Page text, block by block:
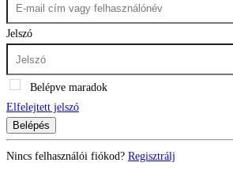
Jelszó
Belépve maradok
Elfelejtett jelszó
Belépés
Nincs felhasználói fiókod? Regisztrálj